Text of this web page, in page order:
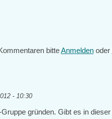
bitteAnmeldenoder
- 10:30
gründen. Gibt es in